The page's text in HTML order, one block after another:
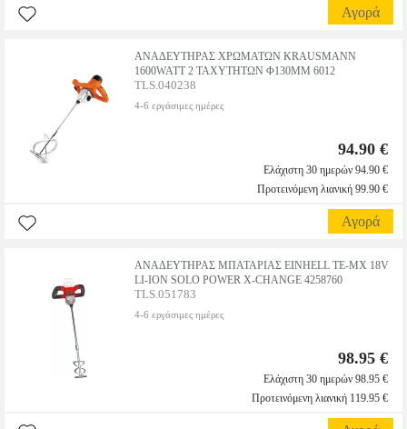
Αγορά
ΑΝΑΔΕΥΤΗΡΑΣ ΧΡΩΜΑΤΩΝ KRAUSMANN
1600WATT 2 ΤΑΧΥΤΗΤΩΝ Φ130ΜΜ 6012
TLS.040238
4-6 εργάσιμες ημέρες
94.90 €
Ελάχιστη 30 ημερών 94.90 €
Προτεινόμενη λιανική 99.90 €
Αγορά
ΑΝΑΔΕΥΤΗΡΑΣ ΜΠΑΤΑΡΙΑΣ EINHELL TE-MX 18V
LI-ION SOLO POWER X-CHANGE 4258760
TLS.051783
4-6 εργάσιμες ημέρες
98.95 €
Ελάχιστη 30 ημερών 98.95 €
Προτεινόμενη λιανική 119.95 €